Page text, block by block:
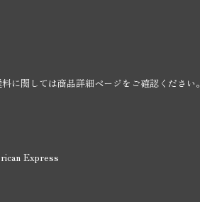
に関しては商品詳細ページをご確認ください。
Express